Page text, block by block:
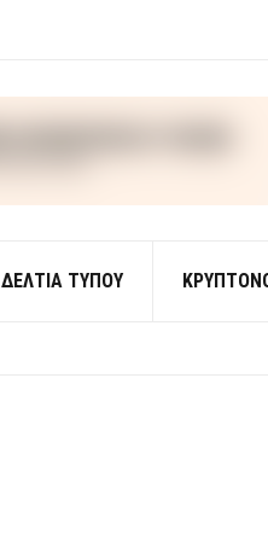
ΔΕΛΤΙΑ ΤΥΠΟΥ